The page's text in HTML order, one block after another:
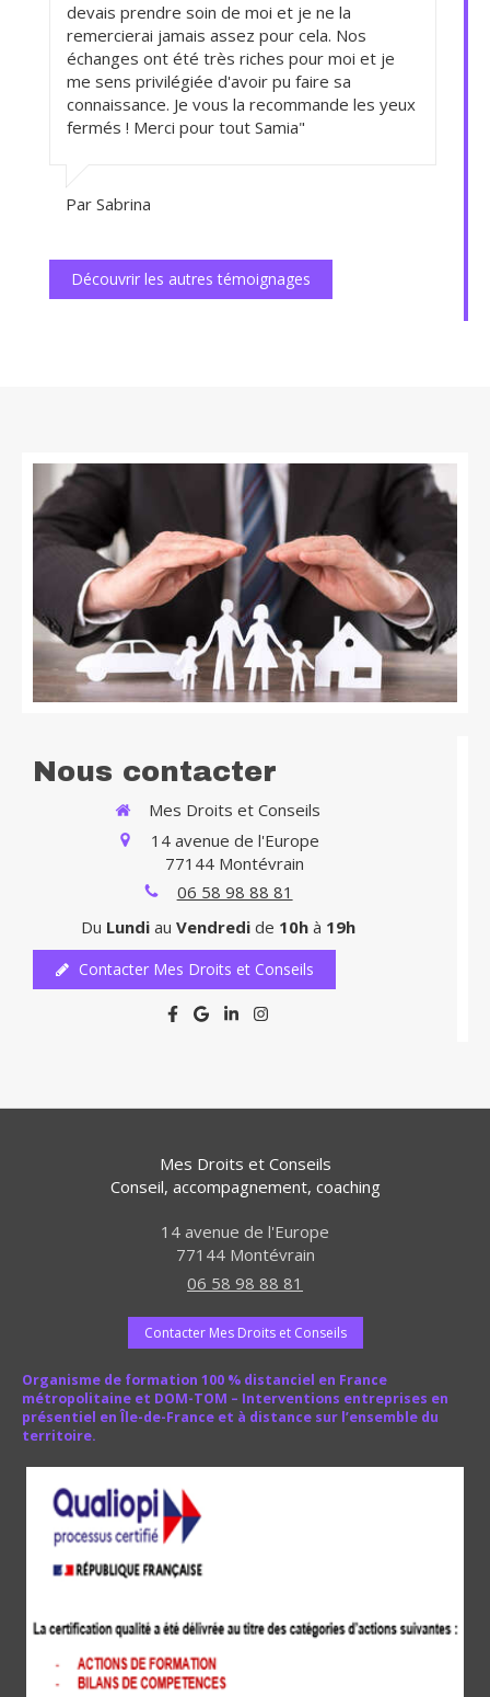
devais prendre soin de moi et je ne la
remercierai jamais assez pour cela. Nos
échanges ont été très riches pour moi et je
me sens privilégiée d'avoir pu faire sa
connaissance. Je vous la recommande les yeux
fermés ! Merci pour tout Samia"
Par Sabrina
Découvrir les autres témoignages
Nous contacter
Mes Droits et Conseils
14 avenue de l'Europe
77144 Montévrain
06 58 98 88 81
Du Lundiau Vendredide 10hà 19h
Contacter Mes Droits et Conseils
Mes Droits et Conseils
Conseil, accompagnement, coaching
14 avenue de l'Europe
77144 Montévrain
06 58 98 88 81
Contacter Mes Droits et Conseils
Organisme de formation 100 % distanciel en France
métropolitaine et DOM-TOM – Interventions entreprises en
présentiel en Île-de-France et à distance sur l’ensemble du
territoire.